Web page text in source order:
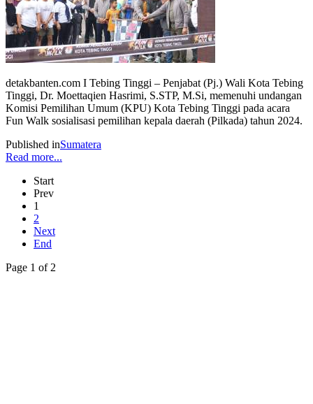
detakbanten.com I Tebing Tinggi – Penjabat (Pj.) Wali Kota Tebing
Tinggi, Dr. Moettaqien Hasrimi, S.STP, M.Si, memenuhi undangan
Komisi Pemilihan Umum (KPU) Kota Tebing Tinggi pada acara
Fun Walk sosialisasi pemilihan kepala daerah (Pilkada) tahun 2024.
Published inSumatera
Read more...
Start
Prev
1
2
Next
End
Page 1 of 2